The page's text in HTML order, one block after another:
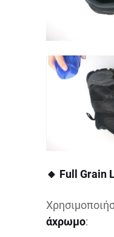
🔸 Full Grain
άχρωμο: